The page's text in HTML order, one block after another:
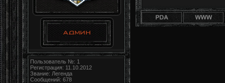
Пользователь №: 1
Регистрация: 11.10.2012
Звание: Легенда
Сообщений: 678